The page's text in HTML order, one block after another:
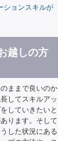
ションスキルが
越しの方
ままで良いのか
してスキルアッ
していきたいと
ります。そして
した状況にある